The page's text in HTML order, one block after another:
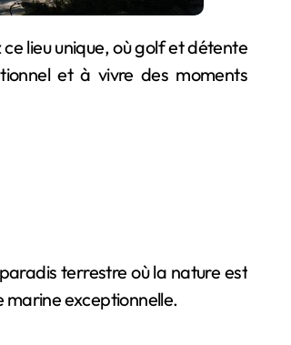
et à vivre des moments
terrestre où la nature est
marine exceptionnelle.